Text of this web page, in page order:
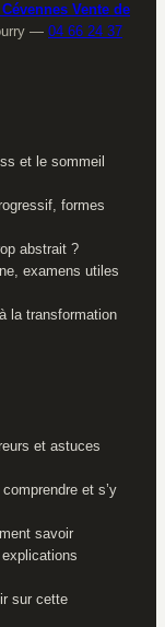
Vente de
— 04 66 24 37
et le sommeil
formes
abstrait ?
examens utiles
la transformation
et astuces
et s’y
savoir
sur cette